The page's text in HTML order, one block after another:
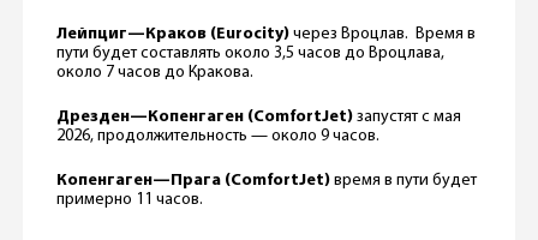
Лейпциг—Краков (Eurocity)через Вроцлав. Время в
пути будет составлять около 3,5 часов до Вроцлава,
около 7 часов до Кракова.
Дрезден—Копенгаген (ComfortJet)запустят с мая
2026, продолжительность — около 9 часов.
Копенгаген—Прага (ComfortJet)время в пути будет
примерно 11 часов.